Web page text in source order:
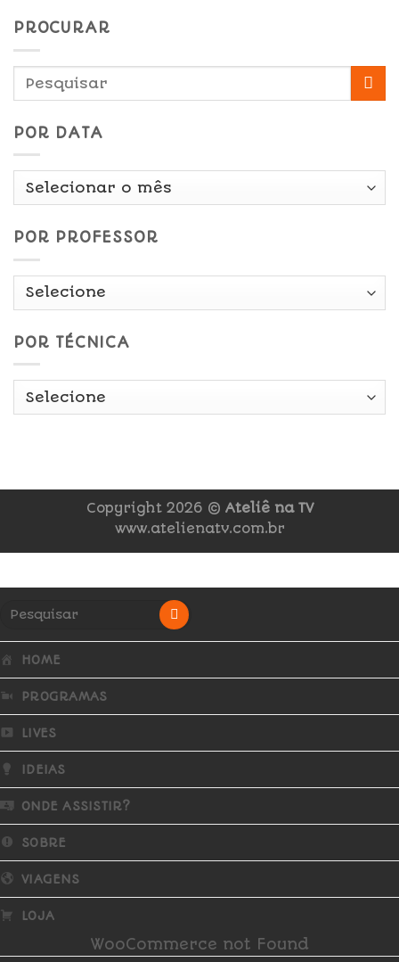
PROCURAR
POR DATA
Por
POR PROFESSOR
POR TÉCNICA
Copyright 2026 © Ateliê na TV
www.atelienatv.com.br
HOME
PROGRAMAS
LIVES
IDEIAS
ONDE ASSISTIR?
SOBRE
VIAGENS
LOJA
WooCommerce not Found